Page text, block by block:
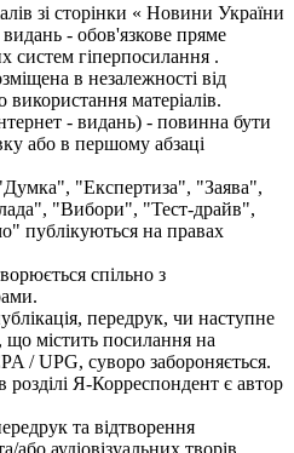
зі сторінки « Новини України
видань - обов'язкове пряме
систем гіперпосилання .
в незалежності від
використання матеріалів.
- видань) - повинна бути
або в першому абзаці
"Експертиза", "Заява",
"Вибори", "Тест-драйв",
публікуються на правах
спільно з
передрук, чи наступне
містить посилання на
/ UPG, суворо забороняється.
розділі Я-Корреспондент є автор
та відтворення
або аудіовізуальних творів